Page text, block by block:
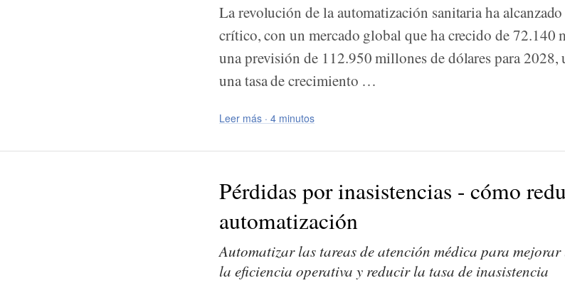
La revolución de la automatización sanitaria ha
crítico, con un mercado global que ha crecido de 72.140
una previsión de 112.950 millones de dólares para 2028,
una tasa de crecimiento …
Leer más · 4 minutos
Pérdidas por inasistencias - cómo
automatización
Automatizar las tareas de atención médica para
la eficiencia operativa y reducir la tasa de inasistencia